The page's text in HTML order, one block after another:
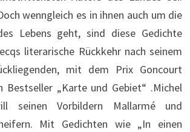
wenngleich es in ihnen auch um die
Lebens geht, sind diese Gedichte
literarische Rückkehr nach seinem
mit dem Prix Goncourt
Bestseller „Karte und Gebiet“ .Michel
seinen Vorbildern Mallarmé und
Mit Gedichten wie „In einen